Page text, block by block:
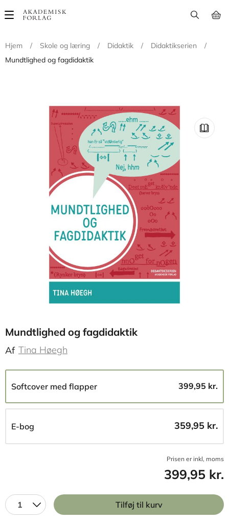
Main
Hjem
/ Skole og læring / Didaktik / Didaktikserien
/
Mundtlighed og fagdidaktik
Mundtlighed og fagdidaktik
Af Tina Høegh
Softcover med flapper 399,95 kr.
E-bog 359,95 kr.
Prisen er inkl, moms
399,95 kr.
1 Tilføj til kurv